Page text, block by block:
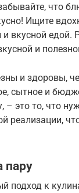
что
Ищите
и вкусной
и
и здоровы,
сытное и
– это то, что
реализации,
пару
подход к